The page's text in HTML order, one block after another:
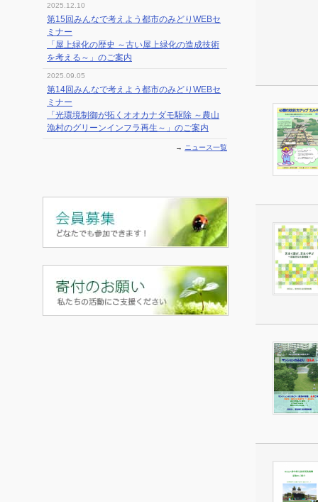
2025.12.10
第15回みんなで考えよう都市のみどりWEBセ
ミナー
「屋上緑化の歴史 ～古い屋上緑化の造成技術
を考える～」のご案内
2025.09.05
第14回みんなで考えよう都市のみどりWEBセ
ミナー
「光環境制御が拓くオオカナダモ駆除 ～農山
漁村のグリーンインフラ再生～」のご案内
→ ニュース一覧